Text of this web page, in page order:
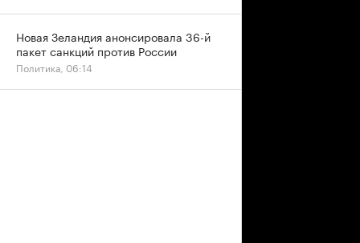
Новая Зеландия анонсировала 36-й
пакет санкций против России
Политика, 06:14